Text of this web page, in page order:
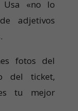
Usa «no lo
adjetivos
fotos del
del ticket,
tu mejor